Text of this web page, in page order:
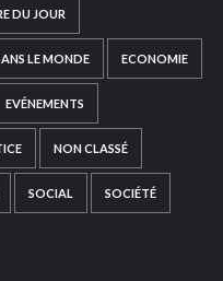
DU JOUR
LE MONDE ECONOMIE
EVÉNEMENTS
NON CLASSÉ
SOCIAL SOCIÉTÉ